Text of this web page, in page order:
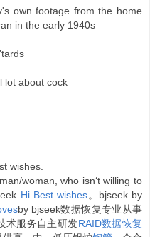
own footage from the home
in the early 1940s
lot about cock
wishes.
woman, who isn‘t willing to
Hi Best wishes。bjseek by
vesby bjseek数据恢复专业从事
术服务自主研发RAID数据恢复